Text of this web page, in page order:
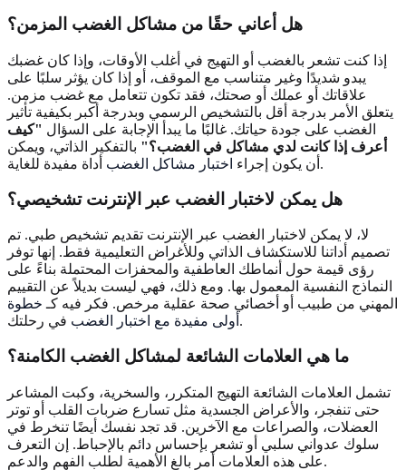
هل أعاني حقًا من مشاكل الغضب المزمن؟
إذا كنت تشعر بالغضب أو التهيج في أغلب الأوقات، وإذا كان غضبك
يبدو شديدًا وغير متناسب مع الموقف، أو إذا كان يؤثر سلبًا على
علاقاتك أو عملك أو صحتك، فقد تكون تتعامل مع غضب مزمن.
يتعلق الأمر بدرجة أقل بالتشخيص الرسمي وبدرجة أكبر بكيفية تأثير
الغضب على جودة حياتك. غالبًا ما يبدأ الإجابة على السؤال "كيف
أعرف إذا كانت لدي مشاكل في الغضب؟" بالتفكير الذاتي، ويمكن
أن يكون إجراء اختبار مشاكل الغضب أداة مفيدة للغاية.
هل يمكن لاختبار الغضب عبر الإنترنت تشخيصي؟
لا، لا يمكن لاختبار الغضب عبر الإنترنت تقديم تشخيص طبي. تم
تصميم أداتنا للاستكشاف الذاتي وللأغراض التعليمية فقط. إنها توفر
رؤى قيمة حول أنماطك العاطفية والمحفزات المحتملة بناءً على
النماذج النفسية المعمول بها. ومع ذلك، فهي ليست بديلاً عن التقييم
المهني من طبيب أو أخصائي صحة عقلية مرخص. فكر فيه كـ خطوة
أولى مفيدة مع اختبار الغضب في رحلتك.
ما هي العلامات الشائعة لمشاكل الغضب الكامنة؟
تشمل العلامات الشائعة التهيج المتكرر، والسخرية، وكبت المشاعر
حتى تنفجر، والأعراض الجسدية مثل تسارع ضربات القلب أو توتر
العضلات، والصراعات مع الآخرين. قد تجد نفسك أيضًا تنخرط في
سلوك عدواني سلبي أو تشعر بإحساس دائم بالإحباط. إن التعرف
على هذه العلامات أمر بالغ الأهمية لطلب الفهم والدعم.